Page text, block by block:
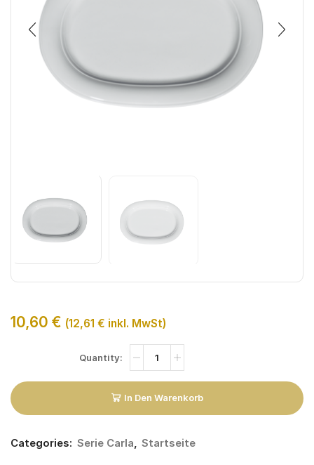
10,60 € (12,61 € inkl. MwSt)
In Den Warenkorb
Categories: Serie Carla, Startseite